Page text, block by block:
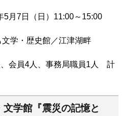
7日（日）11:00～15:00
・歴史館／江津湖畔
会員4人、事務局職員1人 計
文学館『震災の記憶と